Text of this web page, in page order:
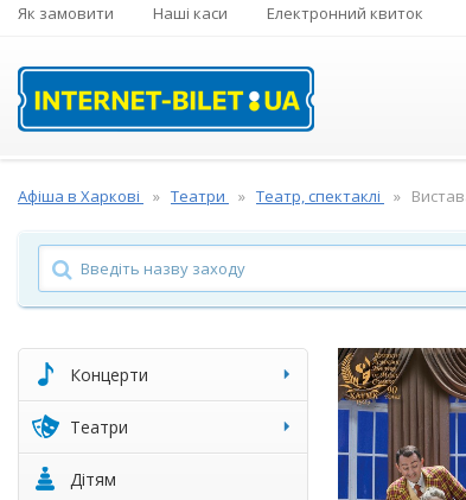
Як замовити Наші каси Електронний квиток
Афіша в Харкові Театри Театр, спектаклі
Концерти
Театри
Дітям